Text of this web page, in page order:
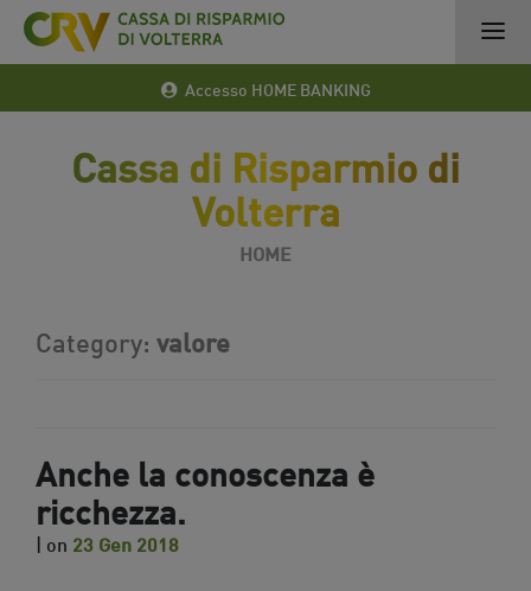
Accesso HOME BANKING
Cassa di Risparmio di
Volterra
HOME
Category: valore
Anche la conoscenza è
ricchezza.
| on 23 Gen 2018